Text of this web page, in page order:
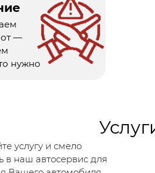
—
нужно​
услугу и смело
в наш автосервис для